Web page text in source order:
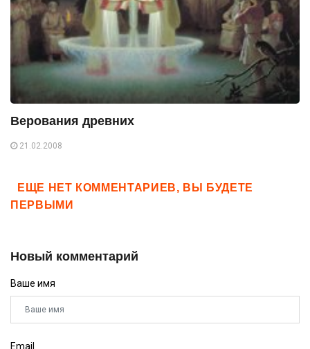
Верования древних
21.02.2008
ЕЩЕ НЕТ КОММЕНТАРИЕВ, ВЫ БУДЕТЕ
ПЕРВЫМИ
Новый комментарий
Ваше имя
Email